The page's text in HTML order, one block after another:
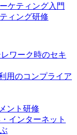
ケティング入門
ィング研修
ワーク時のセキ
用のコンプライア
ント研修
インターネット